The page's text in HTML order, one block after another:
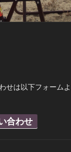
せは以下フォーム
合わせ